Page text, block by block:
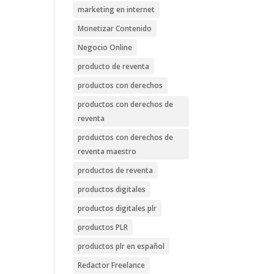
marketing en internet
Monetizar Contenido
Negocio Online
producto de reventa
productos con derechos
productos con derechos de
reventa
productos con derechos de
reventa maestro
productos de reventa
productos digitales
productos digitales plr
productos PLR
productos plr en español
Redactor Freelance